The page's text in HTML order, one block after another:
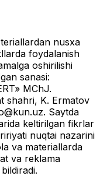
nusxa
foydalanish
oshirilishi
sanasi:
MChJ.
shahri, K. Ermatov
. Saytda
keltirilgan fikrlar
nuqtai nazarini
va materiallarda
va reklama